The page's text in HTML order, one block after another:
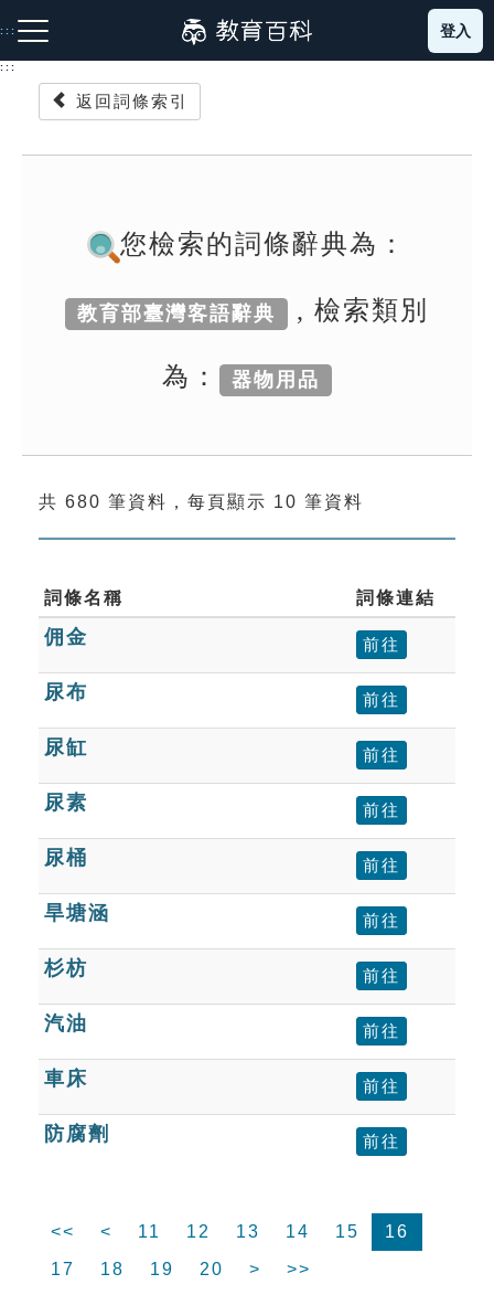
到
主
:::
成語故事
索引選單
單字索引
生命大百科索引
遊戲專區
教學應用
貓頭鷹博士
登入
:::
返回詞條索引
您檢索的詞條辭典為：
教育部臺灣客語辭典 , 檢索類別
為： 器物用品
共 680 筆資料，每頁顯示 10 筆資料
詞條名稱 詞條連結
佣金 前往
尿布 前往
尿缸 前往
尿素 前往
尿桶 前往
旱塘涵 前往
杉枋 前往
汽油 前往
車床 前往
防腐劑 前往
<< < 11 12 13 14 15
16
17
18 19 20 > >>